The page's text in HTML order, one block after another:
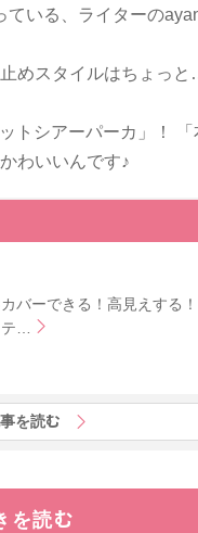
いる、ライターの
めスタイルはちょっ
トシアーパーカ」！ 「
わいいんです♪
バーできる！高見えする
…
を読む
を読む